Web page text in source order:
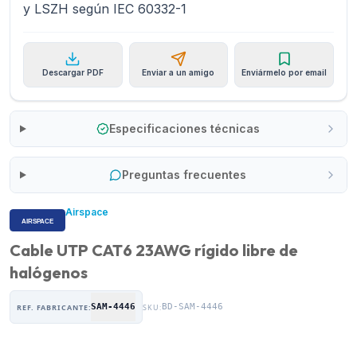
y LSZH según IEC 60332-1
Descargar PDF Enviar a un amigo Enviármelo por email
Especificaciones técnicas
Preguntas frecuentes
Airspace
Cable UTP CAT6 23AWG rígido libre de
halógenos
REF. FABRICANTE:SAM-4446 SKU:BD-SAM-4446